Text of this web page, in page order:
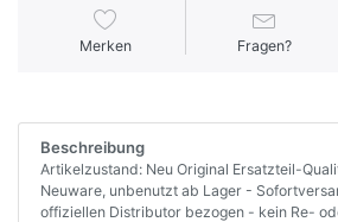
Merken Fragen?
Beschreibung
Artikelzustand: Neu Original Ersatzteil-
Neuware, unbenutzt ab Lager -
offiziellen Distributor bezogen - kein Re-